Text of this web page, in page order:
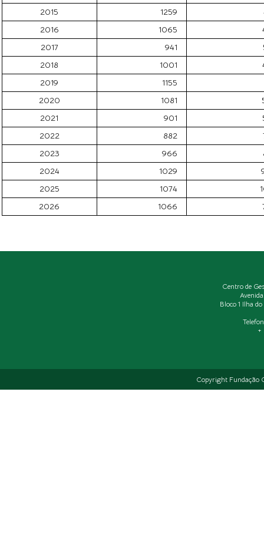
2015
1259
2016
1065
2017
941
2018
1001
2019
1155
2020
1081
2021
901
2022
882
2023
966
2024
1029
2025
1074
2026
1066
Centro de
Bloco 1 Ilha
+
Copyright Fundação